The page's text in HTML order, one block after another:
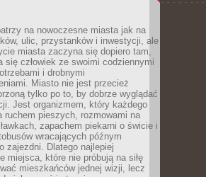
na nowoczesne miasta jak na
ulic, przystanków i inwestycji, ale
miasta zaczyna się dopiero tam,
się człowiek ze swoimi codziennymi
i drobnymi
Miasto nie jest przecież
tylko po to, by dobrze wyglądać
Jest organizmem, który każdego
ruchem pieszych, rozmowami na
zapachem piekarni o świcie i
wracających późnym
zajezdni. Dlatego najlepiej
miejsca, które nie próbują na siłę
mieszkańców jednej wizji, lecz